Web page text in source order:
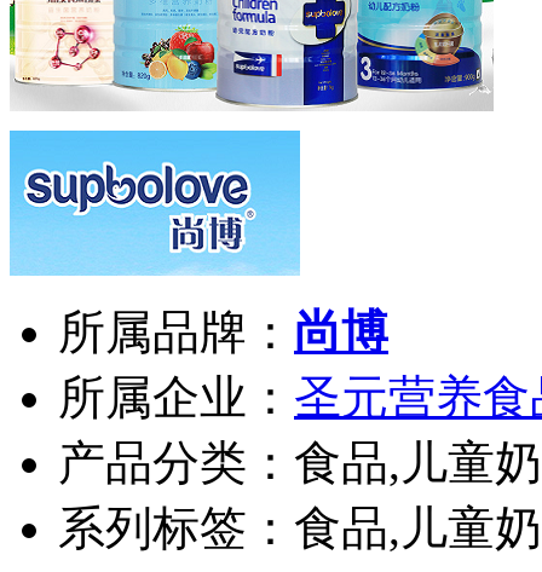
所属品牌： 尚博
所属企业： 圣元营养
产品分类：食品,儿童
系列标签：食品,儿童